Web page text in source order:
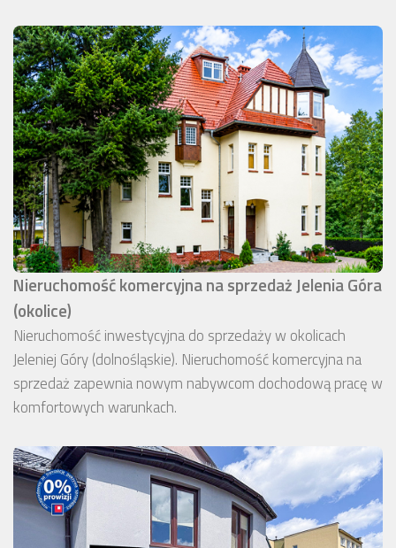
Nieruchomość komercyjna na sprzedaż Jelenia Góra
(okolice)
Nieruchomość inwestycyjna do sprzedaży w okolicach
Jeleniej Góry (dolnośląskie). Nieruchomość komercyjna na
sprzedaż zapewnia nowym nabywcom dochodową pracę w
komfortowych warunkach.